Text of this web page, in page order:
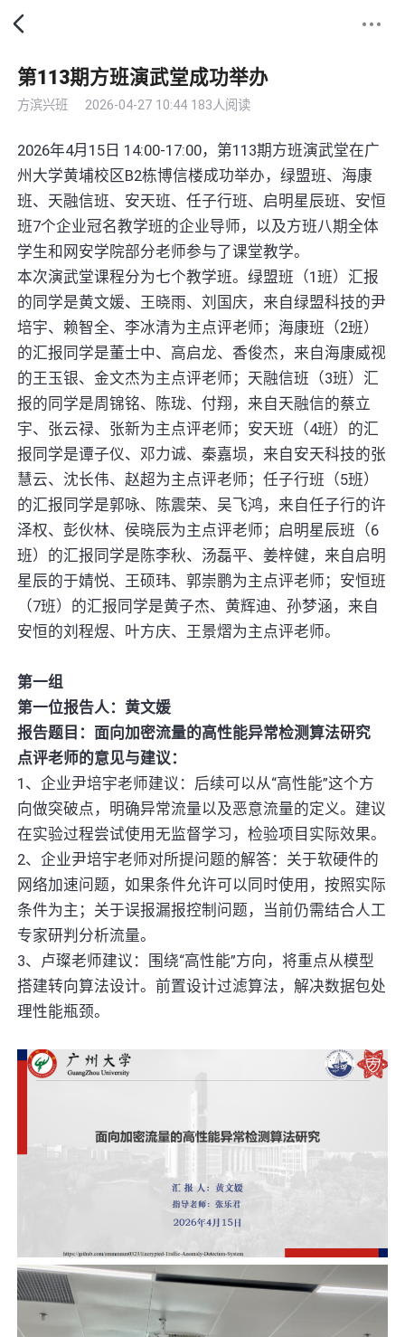
第113期方班演武堂成功举办
方滨兴班 2026-04-27 10:44 183人阅读
2026年4月15日 14:00-17:00，第113期方班演武堂在广
州大学黄埔校区B2栋博信楼成功举办，绿盟班、海康
班、天融信班、安天班、任子行班、启明星辰班、安恒
班7个企业冠名教学班的企业导师，以及方班八期全体
学生和网安学院部分老师参与了课堂教学。
本次演武堂课程分为七个教学班。绿盟班（1班）汇报
的同学是黄文媛、王晓雨、刘国庆，来自绿盟科技的尹
培宇、赖智全、李冰清为主点评老师；海康班（2班）
的汇报同学是董士中、高启龙、香俊杰，来自海康威视
的王玉银、金文杰为主点评老师；天融信班（3班）汇
报的同学是周锦铭、陈珑、付翔，来自天融信的蔡立
宇、张云禄、张新为主点评老师；安天班（4班）的汇
报同学是谭子仪、邓力诚、秦嘉埙，来自安天科技的张
慧云、沈长伟、赵超为主点评老师；任子行班（5班）
的汇报同学是郭咏、陈震荣、吴飞鸿，来自任子行的许
泽权、彭伙林、侯晓辰为主点评老师；启明星辰班（6
班）的汇报同学是陈李秋、汤磊平、姜梓健，来自启明
星辰的于婧悦、王硕玮、郭崇鹏为主点评老师；安恒班
（7班）的汇报同学是黄子杰、黄辉迪、孙梦涵，来自
安恒的刘程煜、叶方庆、王景熠为主点评老师。
第一组
第一位报告人：黄文媛
报告题目：面向加密流量的高性能异常检测算法研究
点评老师的意见与建议：
1、企业尹培宇老师建议：后续可以从“高性能”这个方
向做突破点，明确异常流量以及恶意流量的定义。建议
在实验过程尝试使用无监督学习，检验项目实际效果。
2、企业尹培宇老师对所提问题的解答：关于软硬件的
网络加速问题，如果条件允许可以同时使用，按照实际
条件为主；关于误报漏报控制问题，当前仍需结合人工
专家研判分析流量。
3、卢璨老师建议：围绕“高性能”方向，将重点从模型
搭建转向算法设计。前置设计过滤算法，解决数据包处
理性能瓶颈。